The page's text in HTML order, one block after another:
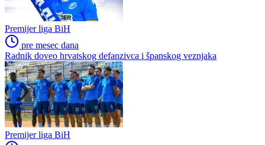
Premijer liga BiH
pre mesec dana
Radnik doveo hrvatskog defanzivca i španskog veznjaka
Premijer liga BiH